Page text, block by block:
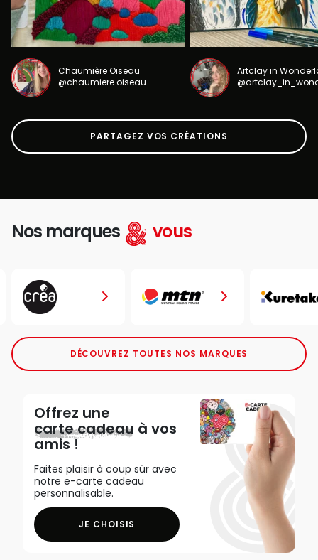
Chaumière Oiseau
@chaumiere.oiseau
Artclay in
PARTAGEZ VOS CRÉATIONS
Nos marques vous
DÉCOUVREZ TOUTES NOS MARQUES
Offrez une
carte cadeau à vos
amis !
Faites plaisir à coup sûr avec
notre e-carte cadeau
personnalisable.
JE CHOISIS